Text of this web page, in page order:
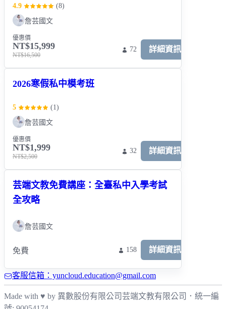
4.9 (8)
詹芸國文
優惠價
NT$15,999
NT$16,500
72 詳細資訊
2026寒假私中模考班
5 (1 )
詹芸國文
優惠價
NT$1,999
NT$2,500
32 詳細資訊
芸端文教免費講座：全臺私中入學考試
全攻略
詹芸國文
免費 158 詳細資訊
客服信箱：yuncloud.education@gmail.com
Made with ♥ by 異數股份有限公司 芸端文教有限公司 ． 統一編